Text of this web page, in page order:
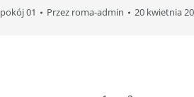
pokój 01 Przez roma-admin 20 kwietnia